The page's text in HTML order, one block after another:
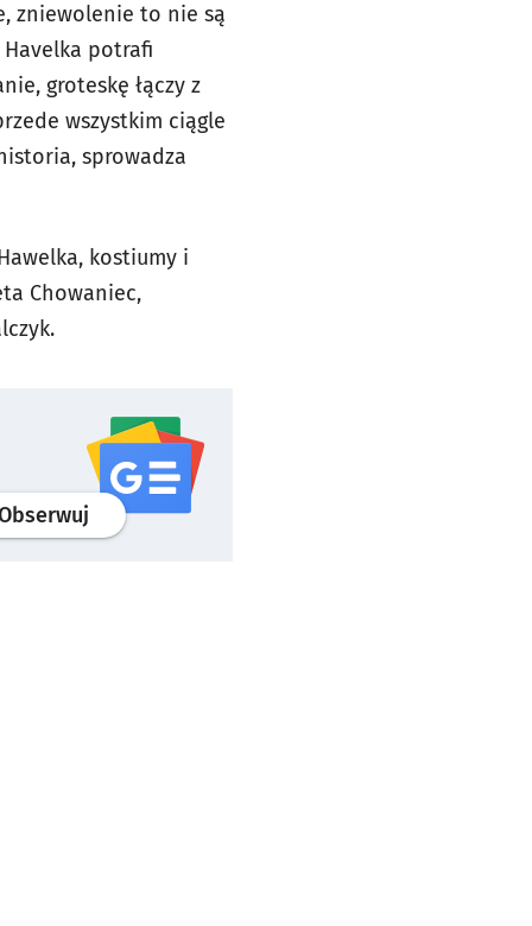
zniewolenie to nie są
potrafi
groteskę łączy z
wszystkim ciągle
sprowadza
kostiumy i
Chowaniec,
profilgoogle news